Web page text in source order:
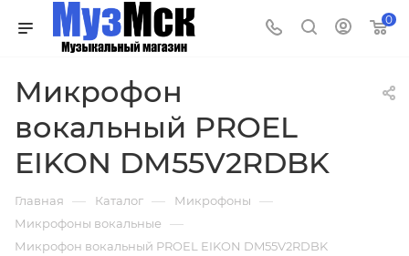
0
Микрофон
вокальный PROEL
EIKON DM55V2RDBK
Главная — Каталог — Микрофоны —
Микрофоны вокальные —
Микрофон вокальный PROEL EIKON DM55V2RDBK